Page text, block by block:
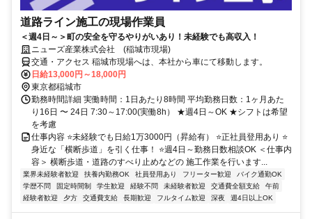
道路ライン施工の現場作業員
＜週4日～＞町の安全を守るやりがいあり！未経験でも高収入！
ニューズ産業株式会社 (稲城市現場)
交通・アクセス 稲城市現場へは、本社から車にて移動します。
日給13,000円～18,000円
東京都稲城市
勤務時間詳細 実働時間：1日あたり8時間 平均勤務日数：1ヶ月あた
り16日 〜 24日 7:30～17:00(実働8h） ★週4日～OK ★シフトは希望
を考慮
仕事内容 ⭐未経験でも日給1万3000円（昇給有） ⭐正社員登用あり ⭐
身近な「横断歩道」を引く仕事！ ⭐週4日～勤務日数相談OK ＜仕事内
容＞ 横断歩道・道路のすべり止めなどの 施工作業を行います...
業界未経験者歓迎 扶養内勤務OK 社員登用あり フリーター歓迎
バイク通勤OK
学歴不問
固定時間制 学生歓迎 経験不問 未経験者歓迎 交通費全額支給
午前
経験者歓迎
夕方 交通費支給 長期歓迎 フルタイム歓迎 深夜 週4日以上OK